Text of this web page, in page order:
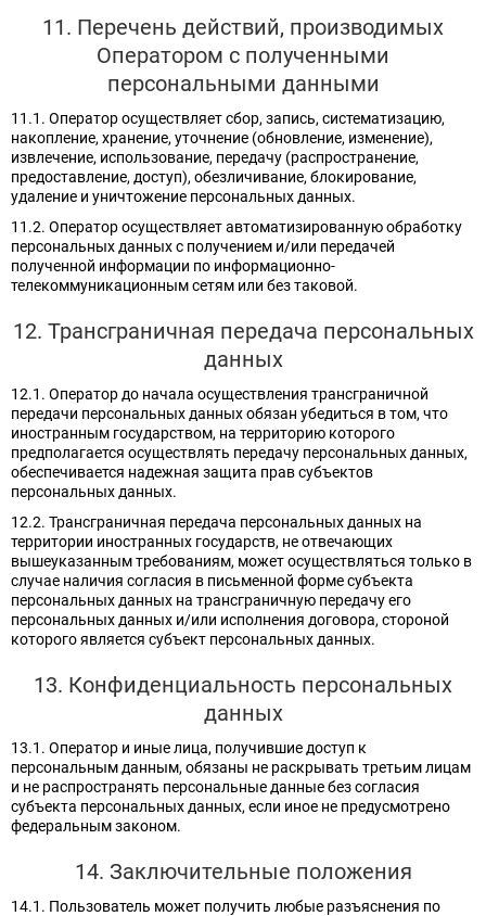
11. Перечень действий, производимых
Оператором с полученными
персональными данными
11.1. Оператор осуществляет сбор, запись, систематизацию,
накопление, хранение, уточнение (обновление, изменение),
извлечение, использование, передачу (распространение,
предоставление, доступ), обезличивание, блокирование,
удаление и уничтожение персональных данных.
11.2. Оператор осуществляет автоматизированную обработку
персональных данных с получением и/или передачей
полученной информации по информационно-
телекоммуникационным сетям или без таковой.
12. Трансграничная передача персональных
данных
12.1. Оператор до начала осуществления трансграничной
передачи персональных данных обязан убедиться в том, что
иностранным государством, на территорию которого
предполагается осуществлять передачу персональных данных,
обеспечивается надежная защита прав субъектов
персональных данных.
12.2. Трансграничная передача персональных данных на
территории иностранных государств, не отвечающих
вышеуказанным требованиям, может осуществляться только в
случае наличия согласия в письменной форме субъекта
персональных данных на трансграничную передачу его
персональных данных и/или исполнения договора, стороной
которого является субъект персональных данных.
13. Конфиденциальность персональных
данных
13.1. Оператор и иные лица, получившие доступ к
персональным данным, обязаны не раскрывать третьим лицам
и не распространять персональные данные без согласия
субъекта персональных данных, если иное не предусмотрено
федеральным законом.
14. Заключительные положения
14.1. Пользователь может получить любые разъяснения по